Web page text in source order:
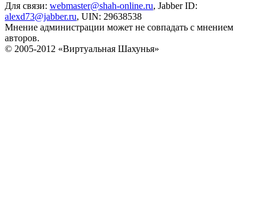
Для связи: webmaster@shah-online.ru, Jabber ID:
alexd73@jabber.ru, UIN: 29638538
Мнение администрации может не совпадать с мнением
авторов.
© 2005-2012 «Виртуальная Шахунья»